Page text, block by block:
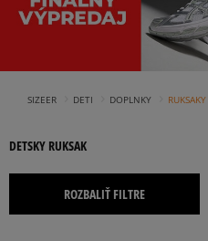
SIZEER DETI DOPLNKY RUKSAKY
DETSKY RUKSAK
ROZBALIŤ FILTRE
OD DO